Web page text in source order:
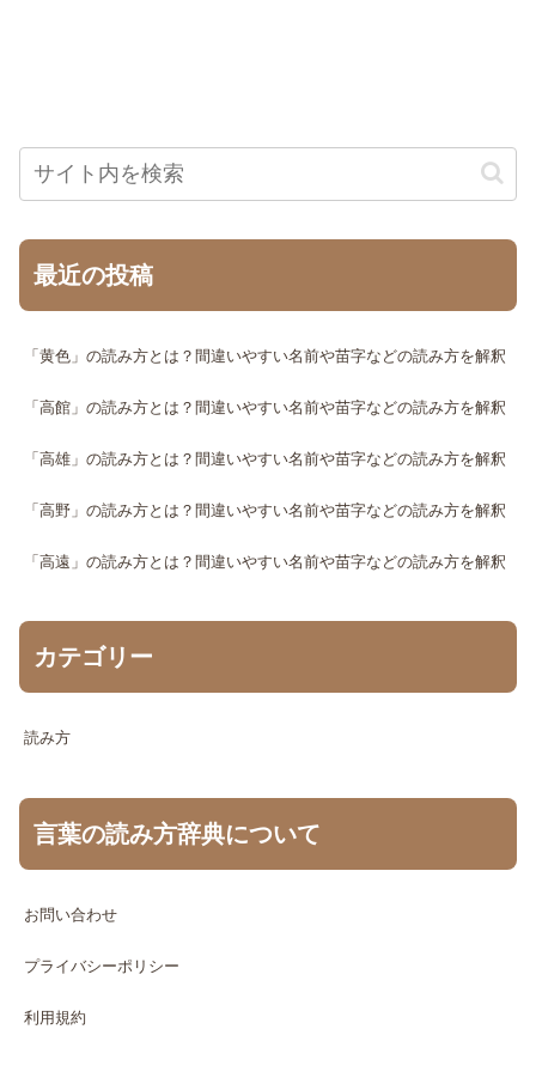
最近の投稿
「黄色」の読み方とは？間違いやすい名前や苗字などの読み方を解釈
「高館」の読み方とは？間違いやすい名前や苗字などの読み方を解釈
「高雄」の読み方とは？間違いやすい名前や苗字などの読み方を解釈
「高野」の読み方とは？間違いやすい名前や苗字などの読み方を解釈
「高遠」の読み方とは？間違いやすい名前や苗字などの読み方を解釈
カテゴリー
読み方
言葉の読み方辞典について
お問い合わせ
プライバシーポリシー
利用規約